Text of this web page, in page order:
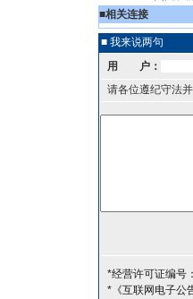
■相关连接
■ 我来说两句
用 户：
请各位遵纪守法并
*经营许可证编号
*《互联网电子公